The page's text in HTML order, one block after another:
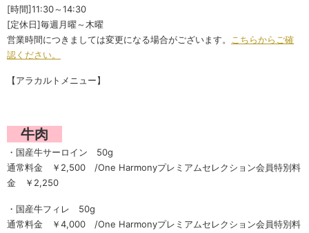
[時間]11:30～14:30
[定休日]毎週月曜～木曜
営業時間につきましては変更になる場合がございます。
こちらからご確
認ください。
【アラカルトメニュー】
牛肉
・国産牛サーロイン 50g
通常料金 ￥2,500 /One Harmonyプレミアムセレクション会員特別料
金 ￥2,250
・国産牛フィレ 50g
通常料金 ￥4,000 /One Harmonyプレミアムセレクション会員特別料